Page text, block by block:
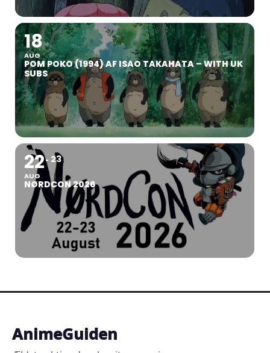
18
AUG
POM POKO (1994) AF ISAO TAKAHATA – WITH UK
SUBS
22
AUG
23
NØRDCON 2026
AnimeGuiden